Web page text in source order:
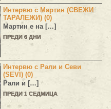
Интервю с Мартин (СВЕЖИ
ТАРАЛЕЖИ) (0)
Мартин е на […]
ПРЕДИ 6 ДНИ
Интервю с Рали и Севи
(SEVI) (0)
Рали и […]
ПРЕДИ 1 СЕДМИЦА